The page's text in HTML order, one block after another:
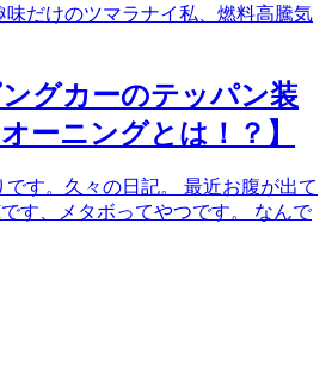
味だけのツマラナイ私、燃料高騰気
ングカーのテッパン装
ーニングとは！？】
です。久々の日記。 最近お腹が出て
す、メタボってやつです。 なんで